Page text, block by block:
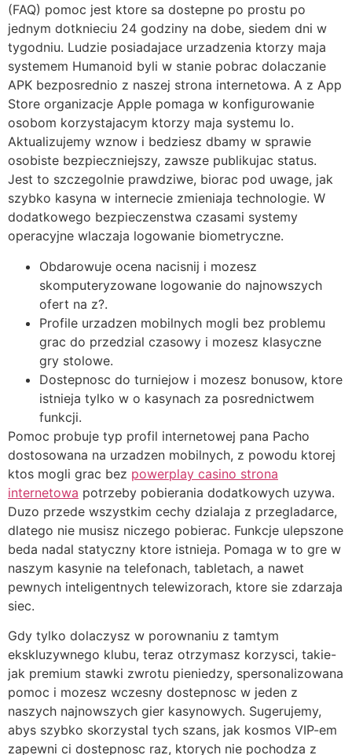
(FAQ) pomoc jest ktore sa dostepne po prostu po
jednym dotknieciu 24 godziny na dobe, siedem dni w
tygodniu. Ludzie posiadajace urzadzenia ktorzy maja
systemem Humanoid byli w stanie pobrac dolaczanie
APK bezposrednio z naszej strona internetowa. A z App
Store organizacje Apple pomaga w konfigurowanie
osobom korzystajacym ktorzy maja systemu Io.
Aktualizujemy wznow i bedziesz dbamy w sprawie
osobiste bezpieczniejszy, zawsze publikujac status.
Jest to szczegolnie prawdziwe, biorac pod uwage, jak
szybko kasyna w internecie zmieniaja technologie. W
dodatkowego bezpieczenstwa czasami systemy
operacyjne wlaczaja logowanie biometryczne.
Obdarowuje ocena nacisnij i mozesz
skomputeryzowane logowanie do najnowszych
ofert na z?.
Profile urzadzen mobilnych mogli bez problemu
grac do przedzial czasowy i mozesz klasyczne
gry stolowe.
Dostepnosc do turniejow i mozesz bonusow, ktore
istnieja tylko w o kasynach za posrednictwem
funkcji.
Pomoc probuje typ profil internetowej pana Pacho
dostosowana na urzadzen mobilnych, z powodu ktorej
ktos mogli grac bez powerplay casino strona
internetowa potrzeby pobierania dodatkowych uzywa.
Duzo przede wszystkim cechy dzialaja z przegladarce,
dlatego nie musisz niczego pobierac. Funkcje ulepszone
beda nadal statyczny ktore istnieja. Pomaga w to gre w
naszym kasynie na telefonach, tabletach, a nawet
pewnych inteligentnych telewizorach, ktore sie zdarzaja
siec.
Gdy tylko dolaczysz w porownaniu z tamtym
ekskluzywnego klubu, teraz otrzymasz korzysci, takie-
jak premium stawki zwrotu pieniedzy, spersonalizowana
pomoc i mozesz wczesny dostepnosc w jeden z
naszych najnowszych gier kasynowych. Sugerujemy,
abys szybko skorzystal tych szans, jak kosmos VIP-em
zapewni ci dostepnosc raz, ktorych nie pochodza z